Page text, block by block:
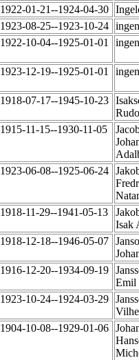
1922-01-21--1924-04-30
1923-08-25--1923-10-24
1922-10-04--1925-01-01
1923-12-19--1925-01-01
1918-07-17--1945-10-23
1915-11-15--1930-11-05
1923-06-08--1925-06-24
1918-11-29--1941-05-13
Isak
1918-12-18--1946-05-07
1916-12-20--1934-09-19
Emil
1923-10-24--1924-03-29
1904-10-08--1929-01-06